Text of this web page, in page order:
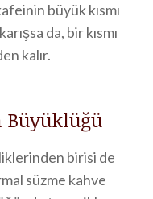
büyük kısmı
da, bir kısmı
kalır.
birisi de
süzme kahve